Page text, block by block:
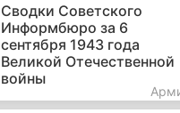
Сводки Советского
Информбюро за 6
сентября 1943 года
Великой Отечественной
войны